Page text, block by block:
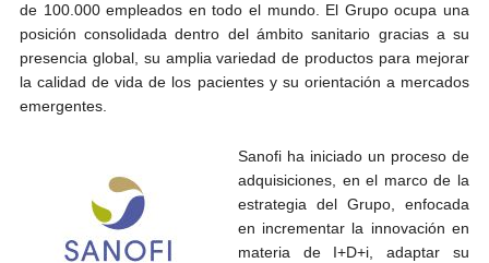
de 100.000 empleados en todo el mundo. El Grupo ocupa una
posición consolidada dentro del ámbito sanitario gracias a su
presencia global, su amplia variedad de productos para mejorar
la calidad de vida de los pacientes y su orientación a mercados
emergentes.
Sanofi ha iniciado un proceso de
adquisiciones, en el marco de la
estrategia del Grupo, enfocada
en incrementar la innovación en
materia de I+D+i, adaptar su